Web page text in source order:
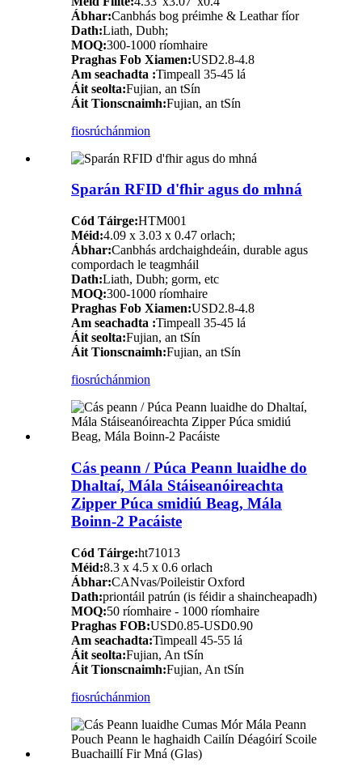
Ábhar:Canbhás bog préimhe & Leathar fíor
Dath:Liath, Dubh;
MOQ:300-1000 ríomhaire
Praghas Fob Xiamen:USD2.8-4.8
Am seachadta :Timpeall 35-45 lá
Áit seolta:Fujian, an tSín
Áit Tionscnaimh:Fujian, an tSín
fiosrúchánmion
Sparán RFID d'fhir agus do mhná
Cód Táirge:HTM001
Méid:4.09 x 3.03 x 0.47 orlach;
Ábhar:Canbhás ardchaighdeáin, durable agus
compordach le teagmháil
Dath:Liath, Dubh; gorm, etc
MOQ:300-1000 ríomhaire
Praghas Fob Xiamen:USD2.8-4.8
Am seachadta :Timpeall 35-45 lá
Áit seolta:Fujian, an tSín
Áit Tionscnaimh:Fujian, an tSín
fiosrúchánmion
Cás peann / Púca Peann luaidhe do
Dhaltaí, Mála Stáiseanóireachta
Zipper Púca smidiú Beag, Mála
Boinn-2 Pacáiste
Cód Táirge:ht71013
Méid:8.3 x 4.5 x 0.6 orlach
Ábhar:CANvas/Poileistir Oxford
Dath:priontáil patrún (is féidir a shaincheapadh)
MOQ:50 ríomhaire - 1000 ríomhaire
Praghas FOB:USD0.85-USD0.90
Am seachadta:Timpeall 45-55 lá
Áit seolta:Fujian, An tSín
Áit Tionscnaimh:Fujian, An tSín
fiosrúchánmion